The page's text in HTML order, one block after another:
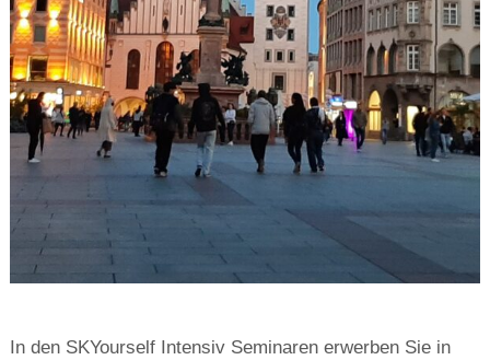
In den SKYourself Intensiv Seminaren erwerben Sie in